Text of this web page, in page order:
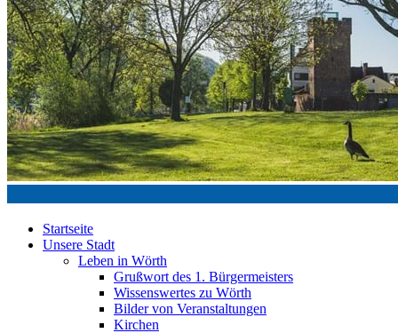
Startseite
Unsere Stadt
Leben in Wörth
Grußwort des 1. Bürgermeisters
Wissenswertes zu Wörth
Bilder von Veranstaltungen
Kirchen